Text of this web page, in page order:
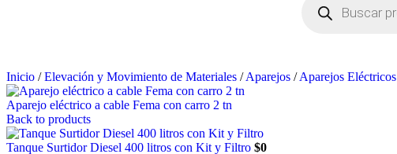
Inicio / Elevación y Movimiento de Materiales / Aparejos / Aparejos Eléctricos
Aparejo eléctrico a cable Fema con carro 2 tn
Back to products
Tanque Surtidor Diesel 400 litros con Kit y Filtro $0